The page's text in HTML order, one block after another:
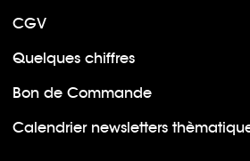
CGV
Quelques chiffres
Bon de Commande
Calendrier newsletters